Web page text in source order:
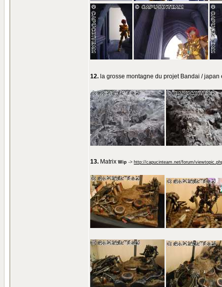
12. la grosse montagne du projet Bandai /
13. Matrix Wip -> http://capucinteam.net/forum/